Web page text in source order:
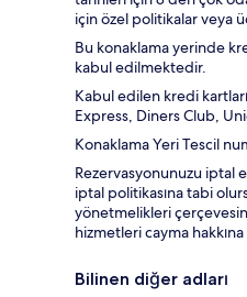
için özel politikalar veya
Bu konaklama yerinde
kabul edilmektedir.
Kabul edilen kredi
Express, Diners Club,
Konaklama Yeri Tescil
Rezervasyonunuzu iptal
iptal politikasına tabi
yönetmelikleri
hizmetleri cayma
Bilinen diğer adları